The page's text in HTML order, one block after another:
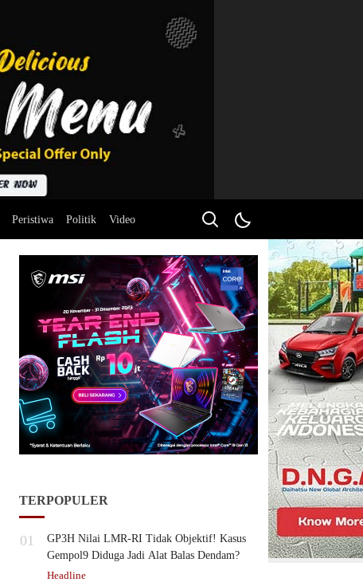
Peristiwa Politik Video
TERPOPULER
01
GP3H Nilai LMR-RI Tidak Objektif! Kasus
Gempol9 Diduga Jadi Alat Balas Dendam?
Headline